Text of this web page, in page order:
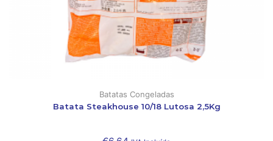
Batatas Congeladas
Batata Steakhouse 10/18 Lutosa 2,5Kg